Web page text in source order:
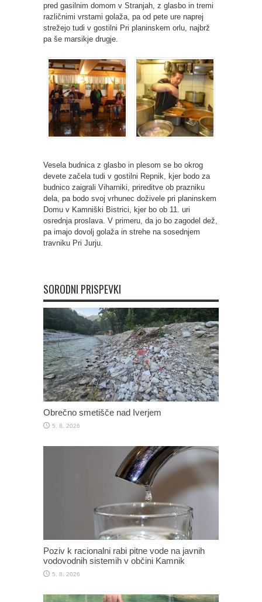
pred gasilnim domom v Stranjah, z glasbo in tremi
različnimi vrstami golaža, pa od pete ure naprej
strežejo tudi v gostilni Pri planinskem orlu, najbrž
pa še marsikje drugje.
Vesela budnica z glasbo in plesom se bo okrog
devete začela tudi v gostilni Repnik, kjer bodo za
budnico zaigrali Viharniki, prireditve ob prazniku
dela, pa bodo svoj vrhunec doživele pri planinskem
Domu v Kamniški Bistrici, kjer bo ob 11. uri
osrednja proslava. V primeru, da jo bo zagodel dež,
pa imajo dovolj golaža in strehe na sosednjem
travniku Pri Jurju.
SORODNI PRISPEVKI
Obrečno smetišče nad Iverjem
5. 8. 2026
Poziv k racionalni rabi pitne vode na javnih
vodovodnih sistemih v občini Kamnik
5. 8. 2026